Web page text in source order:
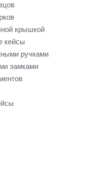
крышкой
кейсы
ручками
замками